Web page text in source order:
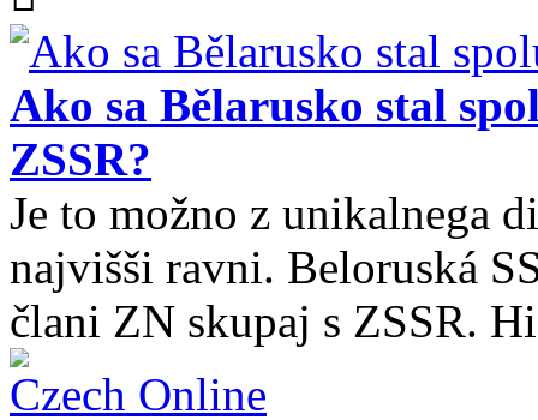
Ako sa Bělarusko stal
ZSSR?
Je to možno z unikalnega
najvišši ravni. Beloruská
člani ZN skupaj s ZSSR.
Czech Online